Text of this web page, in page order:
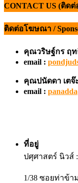
CONTACT US (ติดต่
ติดต่อโฆษณา /
คุณวริษฐ์กร ฤ
email :
คุณปนัดดา เตจ๊
email :
ที่อยู่
ปศุศาสตร์ นิวส์
1/38 ซอยท่าข้า